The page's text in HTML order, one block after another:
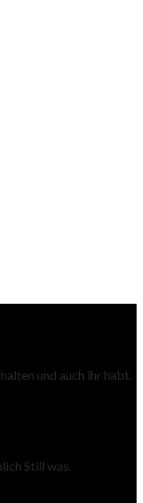
und auch ihr habt.
Still was.